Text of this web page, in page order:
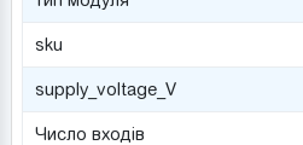
sku
supply_voltage_V
Число входів